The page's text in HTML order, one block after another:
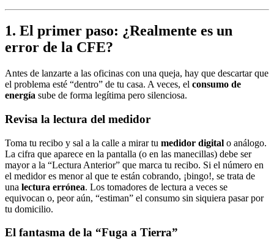
1. El primer paso: ¿Realmente es un
error de la CFE?
Antes de lanzarte a las oficinas con una queja, hay que descartar que
el problema esté “dentro” de tu casa. A veces, el consumo de
energía sube de forma legítima pero silenciosa.
Revisa la lectura del medidor
Toma tu recibo y sal a la calle a mirar tu medidor digital o análogo.
La cifra que aparece en la pantalla (o en las manecillas) debe ser
mayor a la “Lectura Anterior” que marca tu recibo. Si el número en
el medidor es menor al que te están cobrando, ¡bingo!, se trata de
una lectura errónea. Los tomadores de lectura a veces se
equivocan o, peor aún, “estiman” el consumo sin siquiera pasar por
tu domicilio.
El fantasma de la “Fuga a Tierra”